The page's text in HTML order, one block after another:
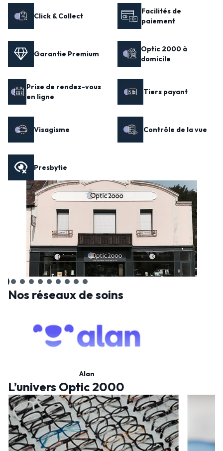
Click & Collect
Facilités de
paiement
Garantie Premium
Optic 2000 à
domicile
Prise de rendez-vous
en ligne
Tiers payant
Visagisme Contrôle de la vue
Presbytie
Nos réseaux de soins
Alan
L’univers Optic 2000